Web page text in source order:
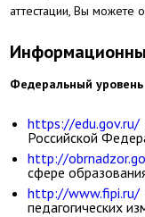
аттестации, Вы можете
Федеральный уровень
https://edu.gov.ru/
Российской
http://
сфере
http://www.fipi.ru/
педагогических